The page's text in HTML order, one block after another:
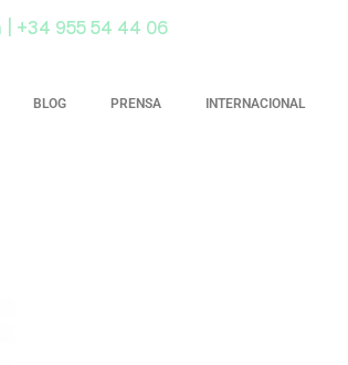
+34 955 54 44 06
BLOG PRENSA INTERNACIONAL